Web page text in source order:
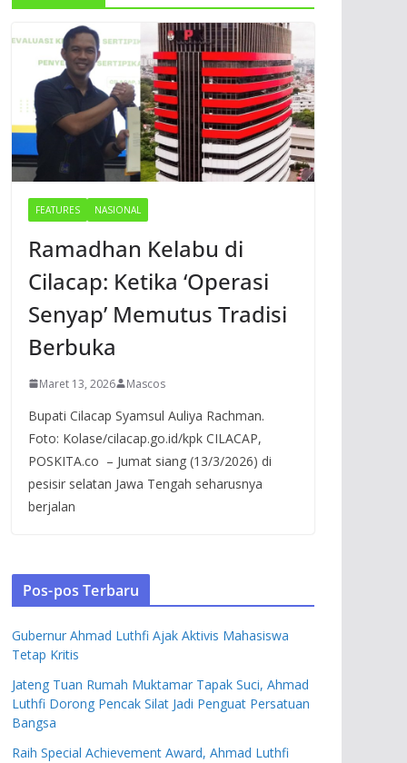
FEATURES NASIONAL
Ramadhan Kelabu di
Cilacap: Ketika ‘Operasi
Senyap’ Memutus Tradisi
Berbuka
Maret 13, 2026 Mascos
Bupati Cilacap Syamsul Auliya Rachman.
Foto: Kolase/cilacap.go.id/kpk CILACAP,
POSKITA.co – Jumat siang (13/3/2026) di
pesisir selatan Jawa Tengah seharusnya
berjalan
Pos-pos Terbaru
Gubernur Ahmad Luthfi Ajak Aktivis Mahasiswa
Tetap Kritis
Jateng Tuan Rumah Muktamar Tapak Suci, Ahmad
Luthfi Dorong Pencak Silat Jadi Penguat Persatuan
Bangsa
Raih Special Achievement Award, Ahmad Luthfi